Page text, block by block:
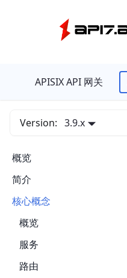
APISIX API 网关
Version: 3.9.x
概览
简介
核心概念
概览
服务
路由